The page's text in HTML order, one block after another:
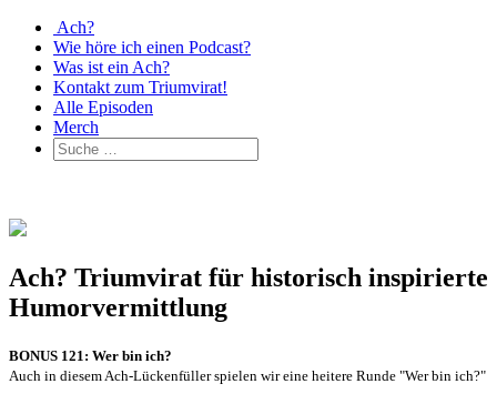
Ach?
Wie höre ich einen Podcast?
Was ist ein Ach?
Kontakt zum Triumvirat!
Alle Episoden
Merch
Ach? Triumvirat für historisch inspirierte
Humorvermittlung
BONUS 121: Wer bin ich?
Auch in diesem Ach-Lückenfüller spielen wir eine heitere Runde "Wer bin ich?"